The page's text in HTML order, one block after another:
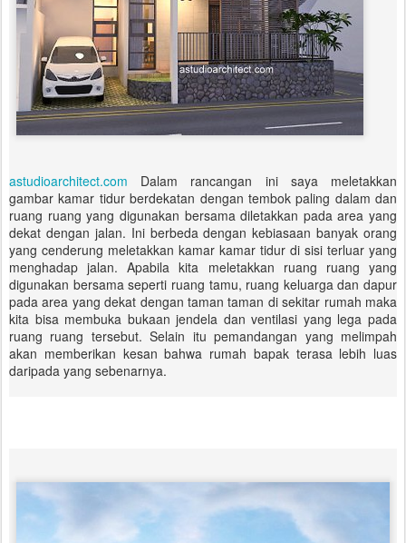
astudioarchitect.com Dalam rancangan ini saya meletakkan
gambar kamar tidur berdekatan dengan tembok paling dalam dan
ruang ruang yang digunakan bersama diletakkan pada area yang
dekat dengan jalan. Ini berbeda dengan kebiasaan banyak orang
yang cenderung meletakkan kamar kamar tidur di sisi terluar yang
menghadap jalan. Apabila kita meletakkan ruang ruang yang
digunakan bersama seperti ruang tamu, ruang keluarga dan dapur
pada area yang dekat dengan taman taman di sekitar rumah maka
kita bisa membuka bukaan jendela dan ventilasi yang lega pada
ruang ruang tersebut. Selain itu pemandangan yang melimpah
akan memberikan kesan bahwa rumah bapak terasa lebih luas
daripada yang sebenarnya.